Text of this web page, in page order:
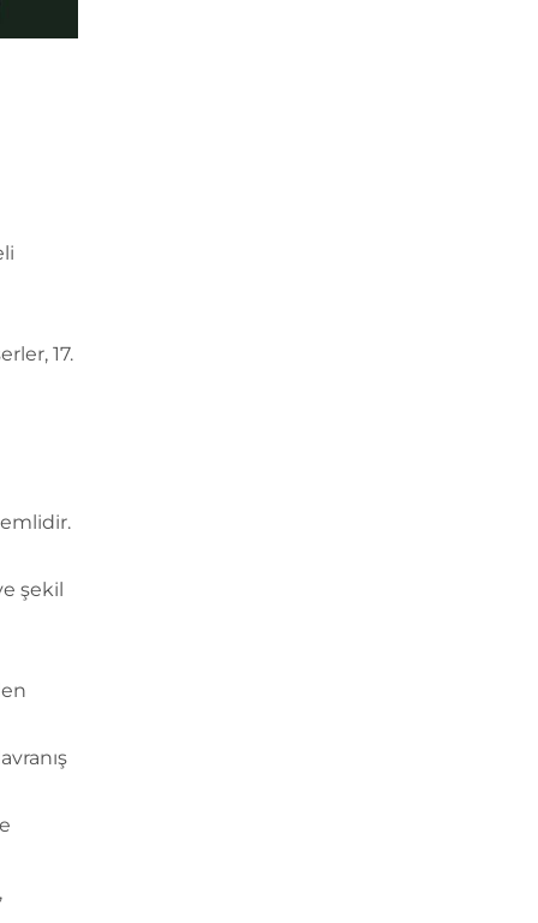
17.
şekil